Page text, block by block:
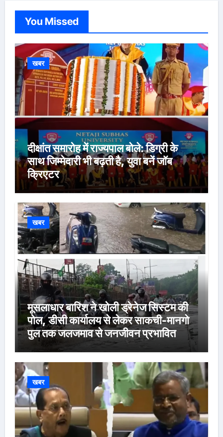
You Missed
खबर
दीक्षांत समारोह में राज्यपाल बोले: डिग्री के
साथ जिम्मेदारी भी बढ़ती है, युवा बनें जॉब
क्रिएटर
खबर
मूसलाधार बारिश ने खोली ड्रेनेज सिस्टम की
पोल, डीसी कार्यालय से लेकर साकची-मानगो
पुल तक जलजमाव से जनजीवन प्रभावित
खबर